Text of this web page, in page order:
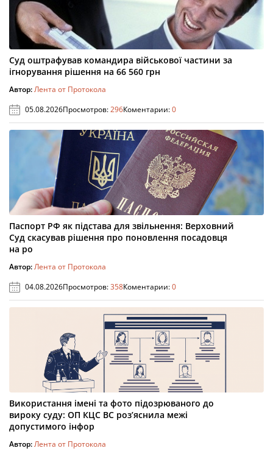
Суд оштрафував командира військової частини за
ігнорування рішення на 66 560 грн
Автор:Лента от Протокола
05.08.2026Просмотров:296Коментарии:0
Паспорт РФ як підстава для звільнення: Верховний
Суд скасував рішення про поновлення посадовця
на ро
Автор:Лента от Протокола
04.08.2026Просмотров:358Коментарии:0
Використання імені та фото підозрюваного до
вироку суду: ОП КЦС ВС роз’яснила межі
допустимого інфор
Автор:Лента от Протокола